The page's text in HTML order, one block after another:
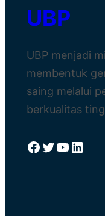
UBP
UBP menjadi
membentuk
saing melalui
berkualitas
Facebook Twitter YouTube LinkedIn